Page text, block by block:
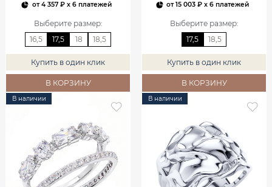
от4 357 ₽x 6 платежей
Выберите размер:
16,5
17,5 18 18,5
Купить в один клик
В КОРЗИНУ
от15 003 ₽ x 6 платежей
Выберите размер:
17,5
18,5
Купить в один клик
В КОРЗИНУ
В наличии В наличии